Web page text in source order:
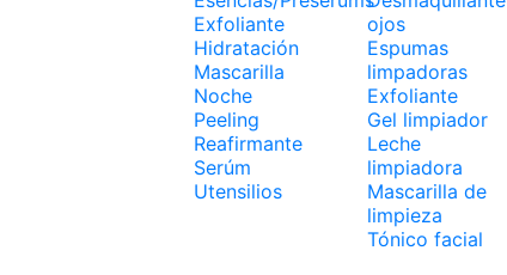
Exfoliante
Hidratación
Mascarilla
Noche
Peeling
Reafirmante
Serúm
Utensilios
ojos
Espumas
limpadoras
Exfoliante
Gel limpiador
Leche
limpiadora
Mascarilla de
limpieza
Tónico facial